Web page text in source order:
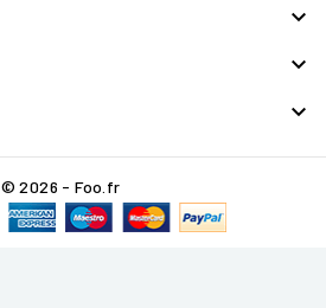



© 2026 - Foo.fr